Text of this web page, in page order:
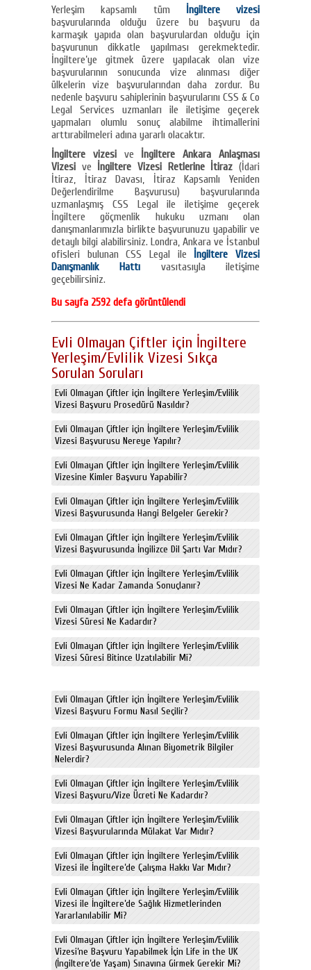
Yerleşim kapsamlı tüm
İngiltere vizesi
başvurularında olduğu üzere bu başvuru da
karmaşık yapıda olan başvurulardan olduğu için
başvurunun dikkatle yapılması gerekmektedir.
İngiltere’ye gitmek üzere yapılacak olan vize
başvurularının sonucunda vize alınması diğer
ülkelerin vize başvurularından daha zordur. Bu
nedenle başvuru sahiplerinin başvurularını CSS & Co
Legal Services uzmanları ile iletişime geçerek
yapmaları olumlu sonuç alabilme ihtimallerini
arttırabilmeleri adına yararlı olacaktır.
İngiltere vizesive İngiltere Ankara Anlaşması
Vizesi ve İngiltere Vizesi Retlerine İtiraz (İdari
İtiraz, İtiraz Davası, İtiraz Kapsamlı Yeniden
Değerlendirilme Başvurusu) başvurularında
uzmanlaşmış CSS Legal ile iletişime geçerek
İngiltere göçmenlik hukuku uzmanı olan
danışmanlarımızla birlikte başvurunuzu yapabilir ve
detaylı bilgi alabilirsiniz. Londra, Ankara ve İstanbul
ofisleri bulunan CSS Legal ile İngiltere Vizesi
Danışmanlık Hattı vasıtasıyla iletişime
geçebilirsiniz.
Bu sayfa 2592 defa görüntülendi
Evli Olmayan Çiftler için İngiltere
Yerleşim/Evlilik Vizesi Sıkça
Sorulan Soruları
Evli Olmayan Çiftler için İngiltere Yerleşim/Evlilik
Vizesi Başvuru Prosedürü Nasıldır?
Evli Olmayan Çiftler için İngiltere Yerleşim/Evlilik
Vizesi Başvurusu Nereye Yapılır?
Evli Olmayan Çiftler için İngiltere Yerleşim/Evlilik
Vizesine Kimler Başvuru Yapabilir?
Evli Olmayan Çiftler için İngiltere Yerleşim/Evlilik
Vizesi Başvurusunda Hangi Belgeler Gerekir?
Evli Olmayan Çiftler için İngiltere Yerleşim/Evlilik
Vizesi Başvurusunda İngilizce Dil Şartı Var Mıdır?
Evli Olmayan Çiftler için İngiltere Yerleşim/Evlilik
Vizesi Ne Kadar Zamanda Sonuçlanır?
Evli Olmayan Çiftler için İngiltere Yerleşim/Evlilik
Vizesi Süresi Ne Kadardır?
Evli Olmayan Çiftler için İngiltere Yerleşim/Evlilik
Vizesi Süresi Bitince Uzatılabilir Mi?
Evli Olmayan Çiftler için İngiltere Yerleşim/Evlilik
Vizesi Başvuru Formu Nasıl Seçilir?
Evli Olmayan Çiftler için İngiltere Yerleşim/Evlilik
Vizesi Başvurusunda Alınan Biyometrik Bilgiler
Nelerdir?
Evli Olmayan Çiftler için İngiltere Yerleşim/Evlilik
Vizesi Başvuru/Vize Ücreti Ne Kadardır?
Evli Olmayan Çiftler için İngiltere Yerleşim/Evlilik
Vizesi Başvurularında Mülakat Var Mıdır?
Evli Olmayan Çiftler için İngiltere Yerleşim/Evlilik
Vizesi ile İngiltere’de Çalışma Hakkı Var Mıdır?
Evli Olmayan Çiftler için İngiltere Yerleşim/Evlilik
Vizesi ile İngiltere’de Sağlık Hizmetlerinden
Yararlanılabilir Mi?
Evli Olmayan Çiftler için İngiltere Yerleşim/Evlilik
Vizesi’ne Başvuru Yapabilmek İçin Life in the UK
(İngiltere’de Yaşam) Sınavına Girmek Gerekir Mi?